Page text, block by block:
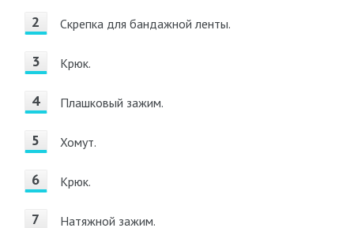
Скрепка для бандажной ленты.
Крюк.
Плашковый зажим.
Хомут.
Крюк.
Натяжной зажим.